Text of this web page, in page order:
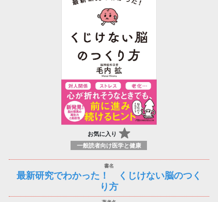
お気に入り
一般読者向け医学と健康
最新研究でわかった！ くじけない脳のつく
り方